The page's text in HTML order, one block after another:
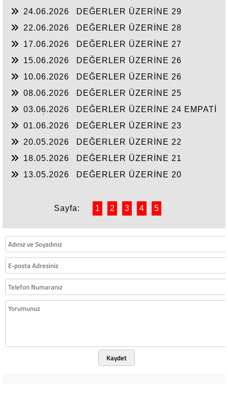
24.06.2026
DEĞERLER ÜZERİNE 29
22.06.2026
DEĞERLER ÜZERİNE 28
17.06.2026
DEĞERLER ÜZERİNE 27
15.06.2026
DEĞERLER ÜZERİNE 26
10.06.2026
DEĞERLER ÜZERİNE 26
08.06.2026
DEĞERLER ÜZERİNE 25
03.06.2026
DEĞERLER ÜZERİNE 24 EMPATİ
01.06.2026
DEĞERLER ÜZERİNE 23
20.05.2026
DEĞERLER ÜZERİNE 22
18.05.2026
DEĞERLER ÜZERİNE 21
13.05.2026
DEĞERLER ÜZERİNE 20
Sayfa: 1 2 3 4 5
Kaydet